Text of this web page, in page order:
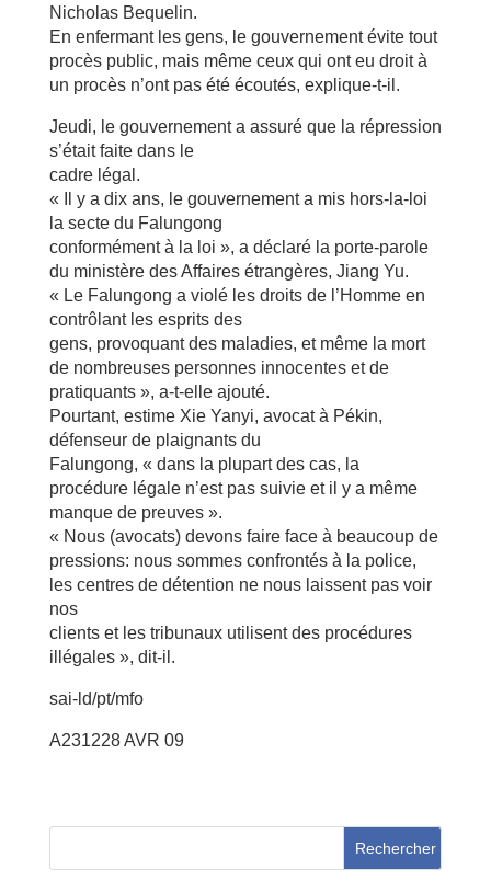
Nicholas Bequelin.
En enfermant les gens, le gouvernement évite tout
procès public, mais même ceux qui ont eu droit à
un procès n’ont pas été écoutés, explique-t-il.
Jeudi, le gouvernement a assuré que la répression
s’était faite dans le
cadre légal.
« Il y a dix ans, le gouvernement a mis hors-la-loi
la secte du Falungong
conformément à la loi », a déclaré la porte-parole
du ministère des Affaires étrangères, Jiang Yu.
« Le Falungong a violé les droits de l’Homme en
contrôlant les esprits des
gens, provoquant des maladies, et même la mort
de nombreuses personnes innocentes et de
pratiquants », a-t-elle ajouté.
Pourtant, estime Xie Yanyi, avocat à Pékin,
défenseur de plaignants du
Falungong, « dans la plupart des cas, la
procédure légale n’est pas suivie et il y a même
manque de preuves ».
« Nous (avocats) devons faire face à beaucoup de
pressions: nous sommes confrontés à la police,
les centres de détention ne nous laissent pas voir
nos
clients et les tribunaux utilisent des procédures
illégales », dit-il.
sai-ld/pt/mfo
A231228 AVR 09